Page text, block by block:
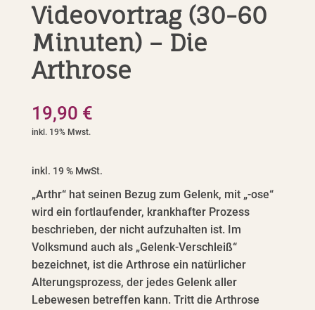
Videovortrag (30-60
Minuten) – Die
Arthrose
19,90 €
inkl. 19 % MwSt.
„Arthr“ hat seinen Bezug zum Gelenk, mit „-ose“
wird ein fortlaufender, krankhafter Prozess
beschrieben, der nicht aufzuhalten ist. Im
Volksmund auch als „Gelenk-Verschleiß“
bezeichnet, ist die Arthrose ein natürlicher
Alterungsprozess, der jedes Gelenk aller
Lebewesen betreffen kann. Tritt die Arthrose